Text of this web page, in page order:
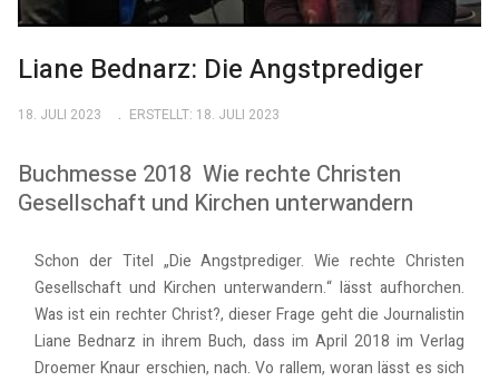
Liane Bednarz: Die Angstprediger
18. JULI 2023 ERSTELLT: 18. JULI 2023
Buchmesse 2018 Wie rechte Christen
Gesellschaft und Kirchen unterwandern
Schon der Titel „Die Angstprediger. Wie rechte Christen
Gesellschaft und Kirchen unterwandern.“ lässt aufhorchen.
Was ist ein rechter Christ?, dieser Frage geht die Journalistin
Liane Bednarz in ihrem Buch, dass im April 2018 im Verlag
Droemer Knaur erschien, nach. Vo rallem, woran lässt es sich